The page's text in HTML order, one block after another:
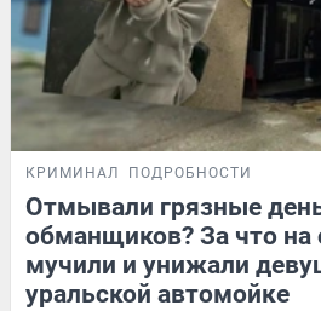
КРИМИНАЛ ПОДРОБНОСТИ
Отмывали грязные
обманщиков? За что
мучили и унижали
уральской автомойке